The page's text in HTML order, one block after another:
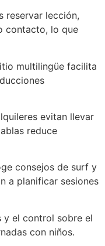
reservar lección,
contacto, lo que
multilingüe facilita
evitan llevar
reduce
consejos de surf y
a planificar sesiones
y el control sobre el
con niños.